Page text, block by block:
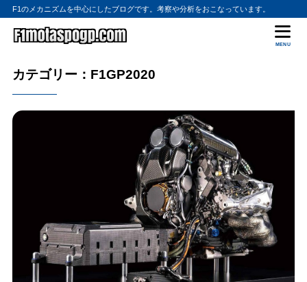
F1のメカニズムを中心にしたブログです。考察や分析をおこなっています。
MENU
カテゴリー：F1GP2020